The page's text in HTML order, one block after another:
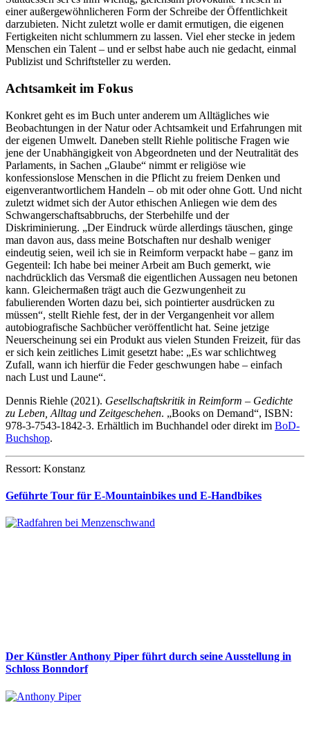
einer außergewöhnlicheren Form der Schreibe der Öffentlichkeit
darzubieten. Nicht zuletzt wolle er damit ermutigen, die eigenen
Fertigkeiten nicht schlummern zu lassen. Viel eher stecke in jedem
Menschen ein Talent – und er selbst habe auch nie gedacht, einmal
Publizist und Schriftsteller zu werden.
Achtsamkeit im Fokus
Konkret geht es im Buch unter anderem um Alltägliches wie
Beobachtungen in der Natur oder Achtsamkeit und Erfahrungen mit
der eigenen Umwelt. Daneben stellt Riehle politische Fragen wie
jene der Unabhängigkeit von Abgeordneten und der Neutralität des
Parlaments, in Sachen „Glaube“ nimmt er religiöse wie
konfessionslose Menschen in die Pflicht zu freiem Denken und
eigenverantwortlichem Handeln – ob mit oder ohne Gott. Und nicht
zuletzt widmet sich der Autor ethischen Anliegen wie dem des
Schwangerschaftsabbruchs, der Sterbehilfe und der
Diskriminierung. „Der Eindruck würde allerdings täuschen, ginge
man davon aus, dass meine Botschaften nur deshalb weniger
eindeutig seien, weil ich sie in Reimform verpackt habe – ganz im
Gegenteil: Ich habe bei meiner Arbeit am Buch gemerkt, wie
nachdrücklich das Versmaß die eigentlichen Aussagen neu betonen
kann. Gleichermaßen trägt auch die Gezwungenheit zu
fabulierenden Worten dazu bei, sich pointierter ausdrücken zu
müssen“, stellt Riehle fest, der in der Vergangenheit vor allem
autobiografische Sachbücher veröffentlicht hat. Seine jetzige
Neuerscheinung sei ein Produkt aus vielen Stunden Freizeit, für das
er sich kein zeitliches Limit gesetzt habe: „Es war schlichtweg
Zufall, wann ich hierfür die Feder geschwungen habe – einfach
nach Lust und Laune“.
Dennis Riehle (2021). Gesellschaftskritik in Reimform – Gedichte
zu Leben, Alltag und Zeitgeschehen. „Books on Demand“, ISBN:
978-3-7543-1842-3. Erhältlich im Buchhandel oder direkt im BoD-
Buchshop.
Ressort: Konstanz
Geführte Tour für E-Mountainbikes und E-Handbikes
Der Künstler Anthony Piper führt durch seine Ausstellung in
Schloss Bonndorf